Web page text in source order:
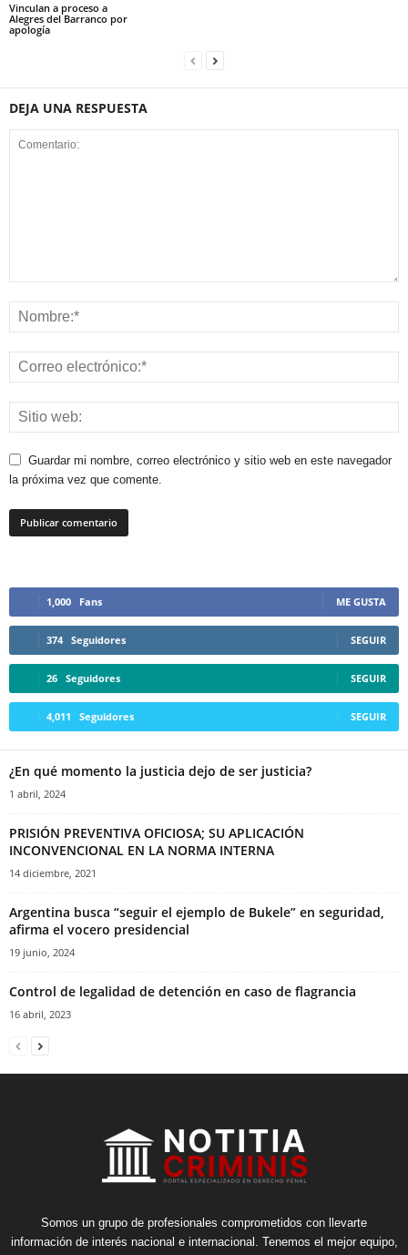
Vinculan a proceso a
Alegres del Barranco por
apología
DEJA UNA RESPUESTA
Guardar mi nombre, correo electrónico y sitio web en este navegador
la próxima vez que comente.
1,000 Fans ME GUSTA
374 Seguidores SEGUIR
26 Seguidores SEGUIR
4,011 Seguidores SEGUIR
¿En qué momento la justicia dejo de ser justicia?
1 abril, 2024
PRISIÓN PREVENTIVA OFICIOSA; SU APLICACIÓN
INCONVENCIONAL EN LA NORMA INTERNA
14 diciembre, 2021
Argentina busca “seguir el ejemplo de Bukele” en seguridad,
afirma el vocero presidencial
19 junio, 2024
Control de legalidad de detención en caso de flagrancia
16 abril, 2023
Somos un grupo de profesionales comprometidos con llevarte
información de interés nacional e internacional. Tenemos el mejor equipo,